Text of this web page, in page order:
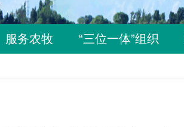
服务农牧 “三位一体”组织